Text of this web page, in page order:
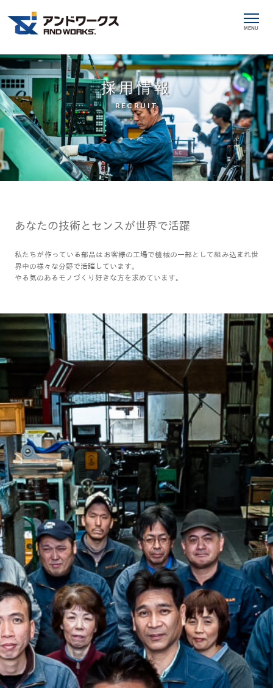
MENU
採用情報
RECRUIT
あなたの技術とセンスが世界で活躍
私たちが作っている部品はお客様の工場で機械の一部として組み込まれ世
界中の様々な分野で活躍しています。
やる気のあるモノづくり好きな方を求めています。